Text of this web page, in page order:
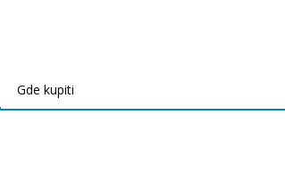
Gde kupiti